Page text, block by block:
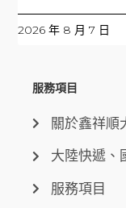
2026 年 8 月 7 日
服務項目
關於鑫祥順
大陸快遞、
服務項目